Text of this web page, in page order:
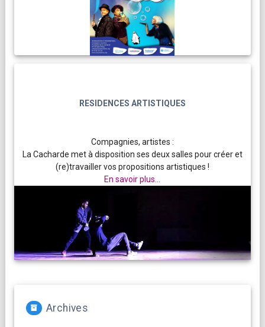
RESIDENCES ARTISTIQUES
Compagnies, artistes :
La Cacharde met à disposition ses deux salles pour créer et
(re)travailler vos propositions artistiques !
En savoir plus...
Archives